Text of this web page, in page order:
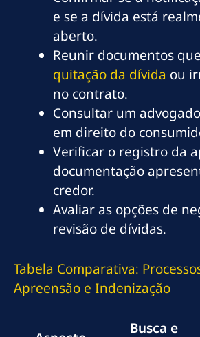
e se a dívida está
aberto.
Reunir documentos
quitação da dívida ou
no contrato.
Consultar um
em direito do
Verificar o registro da
documentação
credor.
Avaliar as opções de
revisão de dívidas.
Tabela Comparativa:
Apreensão e Indenização
Busca e